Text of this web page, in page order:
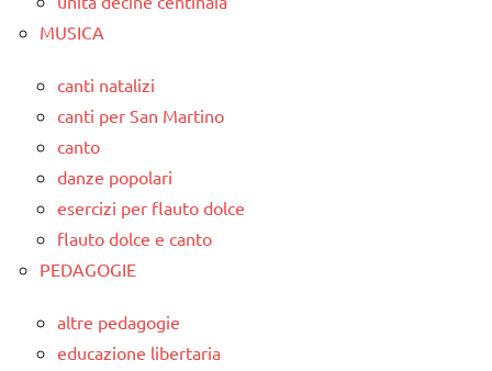
MUSICA
canti natalizi
canti per San Martino
canto
danze popolari
esercizi per flauto dolce
flauto dolce e canto
PEDAGOGIE
altre pedagogie
educazione libertaria